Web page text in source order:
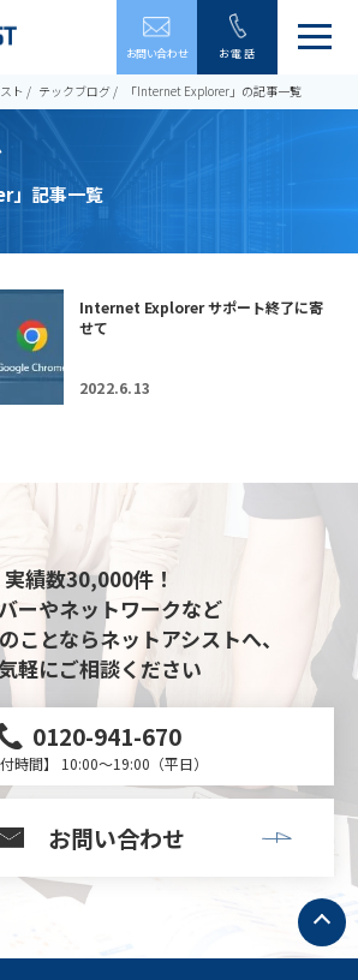
お問い合わせ お電話
メ
ー
ト テックブログ 「Internet Explorer」の記事一覧
」記事一覧
Internet Explorer サポート終了に寄
せて
2022.6.13
実績数30,000件！
ーやネットワークなど
ことならネットアシストへ、
軽にご相談ください
0120-941-670
付時間】 10:00～19:00（平日）
お問い合わせ
ト
ッ
プ
へ